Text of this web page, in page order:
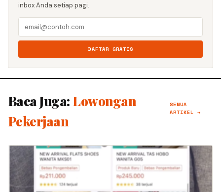
inbox Anda setiap pagi.
DAFTAR GRATIS
Baca Juga: Lowongan
Pekerjaan
SEMUA
ARTIKEL →